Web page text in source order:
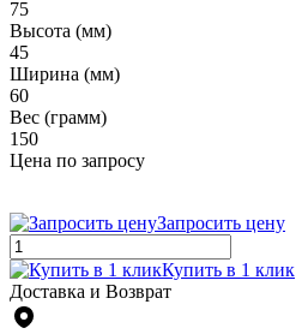
75
Высота (мм)
45
Ширина (мм)
60
Вес (грамм)
150
Цена по запросу
Запросить цену
Купить в 1 клик
Доставка и Возврат